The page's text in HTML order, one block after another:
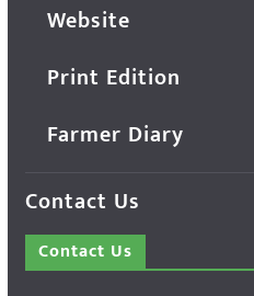
Website
Print Edition
Farmer Diary
Contact Us
Contact Us